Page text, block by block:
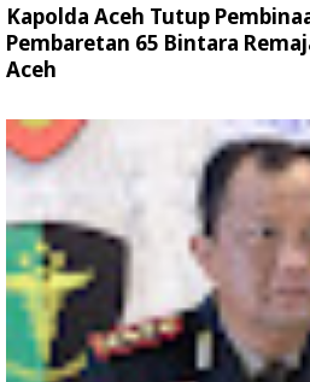
Kapolda Aceh Tutup
Pembaretan 65 Bintara
Aceh